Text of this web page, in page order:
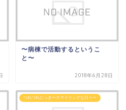
〜病棟で活動するというこ
と〜
2018年6月28日
つれづれにっき〜スマイリングな日々〜